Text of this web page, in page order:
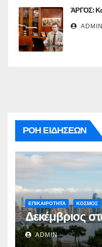
ΆΡΓΟΣ:
ADMIN
ΡΟΗ ΕΙΔΗΣΕΩΝ
ΕΠΙΚΑΙΡΟΤΗΤΑ ΚΟΣΜΟΣ
Δεκέμβριος
ADMIN